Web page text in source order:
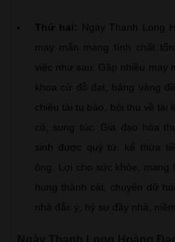
Thứ hai:
Ngày Thanh Long
may mắn mang tính chất
việc như sau: Gặp nhiều may
khoa cử đỗ đạt, bảng vàng
chiêu tài tụ bảo, bội thu về tài
có, sung túc. Gia đạo hòa
sinh được quý tử, kế thừa
ông. Lợi cho sức khỏe, mang
hung thành cát, chuyển dữ
nhà đắc ý, hỷ sự đầy nhà,